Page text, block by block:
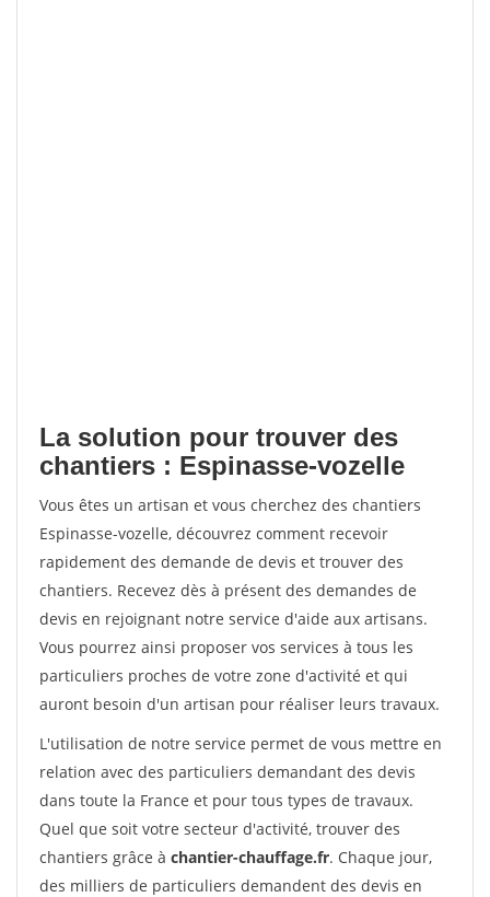
La solution pour trouver des
chantiers : Espinasse-vozelle
Vous êtes un artisan et vous cherchez des chantiers
Espinasse-vozelle, découvrez comment recevoir
rapidement des demande de devis et trouver des
chantiers. Recevez dès à présent des demandes de
devis en rejoignant notre service d'aide aux artisans.
Vous pourrez ainsi proposer vos services à tous les
particuliers proches de votre zone d'activité et qui
auront besoin d'un artisan pour réaliser leurs travaux.
L'utilisation de notre service permet de vous mettre en
relation avec des particuliers demandant des devis
dans toute la France et pour tous types de travaux.
Quel que soit votre secteur d'activité, trouver des
chantiers grâce à chantier-chauffage.fr. Chaque jour,
des milliers de particuliers demandent des devis en